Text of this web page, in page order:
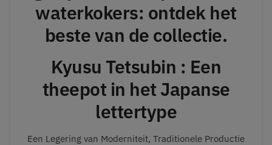
waterkokers: ontdek het
beste van de collectie.
Kyusu Tetsubin : Een
theepot in het Japanse
lettertype
Een Legering van Moderniteit, Traditionele Productie